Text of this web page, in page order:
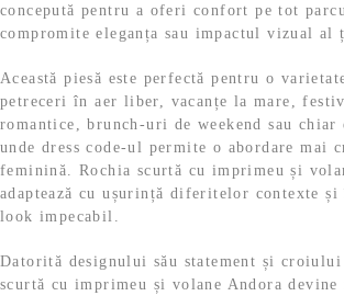
concepută pentru a oferi confort pe tot
compromite eleganța sau impactul vizual al
Această piesă este perfectă pentru o
petreceri în aer liber, vacanțe la mare,
romantice, brunch-uri de weekend sau chiar
unde dress code-ul permite o abordare mai
feminină. Rochia scurtă cu imprimeu și
adaptează cu ușurință diferitelor contexte
look impecabil.
Datorită designului său statement și croiului
scurtă cu imprimeu și volane Andora devine